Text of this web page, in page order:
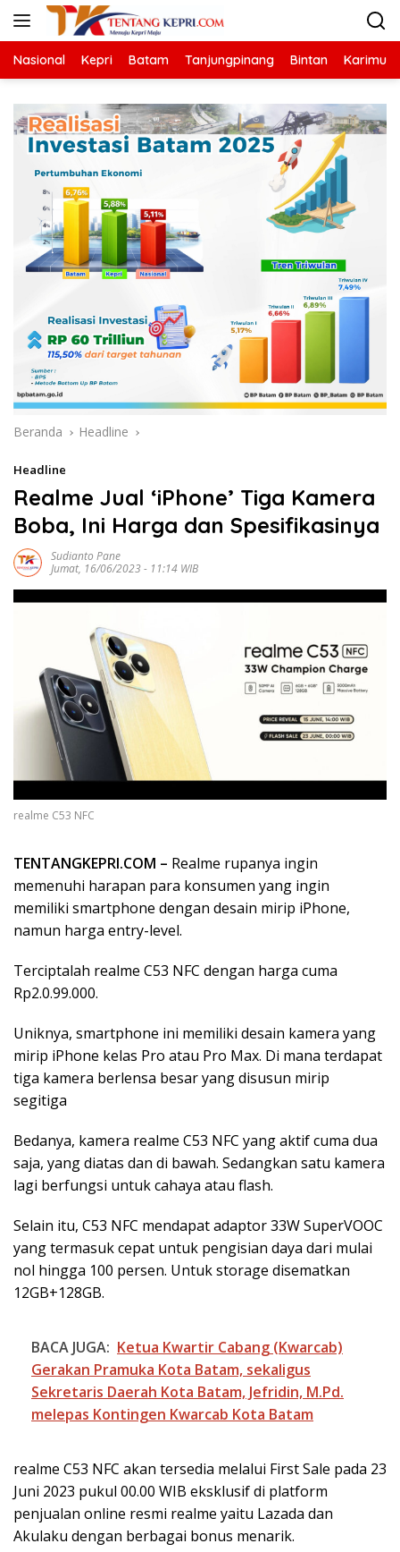
Langsung
Nasional Kepri Batam Tanjungpinang Bintan Karimun
Beranda Headline
Headline
Realme Jual ‘iPhone’ Tiga Kamera
Boba, Ini Harga dan Spesifikasinya
Sudianto Pane
Jumat, 16/06/2023 - 11:14 WIB
realme C53 NFC
TENTANGKEPRI.COM – Realme rupanya ingin
memenuhi harapan para konsumen yang ingin
memiliki smartphone dengan desain mirip iPhone,
namun harga entry-level.
Terciptalah realme C53 NFC dengan harga cuma
Rp2.0.99.000.
Uniknya, smartphone ini memiliki desain kamera yang
mirip iPhone kelas Pro atau Pro Max. Di mana terdapat
tiga kamera berlensa besar yang disusun mirip
segitiga
Bedanya, kamera realme C53 NFC yang aktif cuma dua
saja, yang diatas dan di bawah. Sedangkan satu kamera
lagi berfungsi untuk cahaya atau flash.
Selain itu, C53 NFC mendapat adaptor 33W SuperVOOC
yang termasuk cepat untuk pengisian daya dari mulai
nol hingga 100 persen. Untuk storage disematkan
12GB+128GB.
BACA JUGA: Ketua Kwartir Cabang (Kwarcab)
Gerakan Pramuka Kota Batam, sekaligus
Sekretaris Daerah Kota Batam, Jefridin, M.Pd.
melepas Kontingen Kwarcab Kota Batam
realme C53 NFC akan tersedia melalui First Sale pada 23
Juni 2023 pukul 00.00 WIB eksklusif di platform
penjualan online resmi realme yaitu Lazada dan
Akulaku dengan berbagai bonus menarik.